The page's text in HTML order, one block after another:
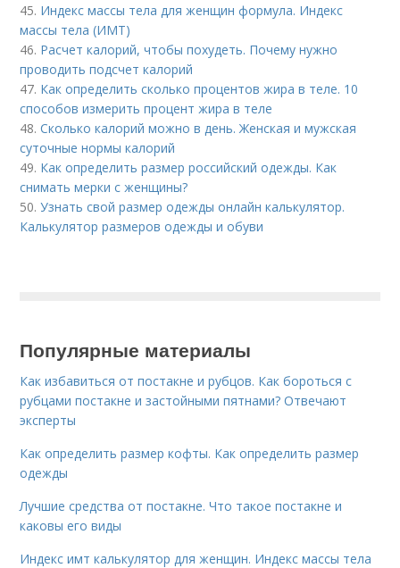
45. Индекс массы тела для женщин формула. Индекс
массы тела (ИМТ)
46. Расчет калорий, чтобы похудеть. Почему нужно
проводить подсчет калорий
47. Как определить сколько процентов жира в теле. 10
способов измерить процент жира в теле
48.Сколько калорий можно в день. Женская и мужская
суточные нормы калорий
49. Как определить размер российский одежды. Как
снимать мерки с женщины?
50.Узнать свой размер одежды онлайн калькулятор.
Калькулятор размеров одежды и обуви
Популярные материалы
Как избавиться от постакне и рубцов. Как бороться с
рубцами постакне и застойными пятнами? Отвечают
эксперты
Как определить размер кофты. Как определить размер
одежды
Лучшие средства от постакне. Что такое постакне и
каковы его виды
Индекс имт калькулятор для женщин. Индекс массы тела